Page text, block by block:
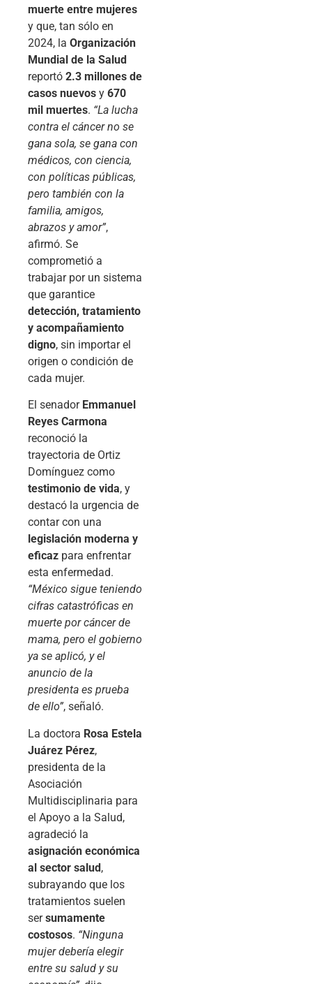
muerte entre mujeres
y que, tan sólo en
2024, la Organización
Mundial de la Salud
reportó 2.3 millones de
casos nuevos y 670
mil muertes. “La lucha
contra el cáncer no se
gana sola, se gana con
médicos, con ciencia,
con políticas públicas,
pero también con la
familia, amigos,
abrazos y amor”,
afirmó. Se
comprometió a
trabajar por un sistema
que garantice
detección, tratamiento
y acompañamiento
digno, sin importar el
origen o condición de
cada mujer.
El senador Emmanuel
Reyes Carmona
reconoció la
trayectoria de Ortiz
Domínguez como
testimonio de vida, y
destacó la urgencia de
contar con una
legislación moderna y
eficaz para enfrentar
esta enfermedad.
“México sigue teniendo
cifras catastróficas en
muerte por cáncer de
mama, pero el gobierno
ya se aplicó, y el
anuncio de la
presidenta es prueba
de ello”, señaló.
La doctora Rosa Estela
Juárez Pérez,
presidenta de la
Asociación
Multidisciplinaria para
el Apoyo a la Salud,
agradeció la
asignación económica
al sector salud,
subrayando que los
tratamientos suelen
sersumamente
costosos. “Ninguna
mujer debería elegir
entre su salud y su